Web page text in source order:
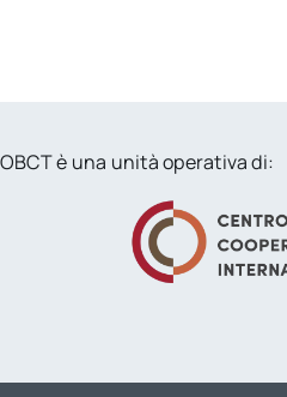
OBCT è una unità operativa di: